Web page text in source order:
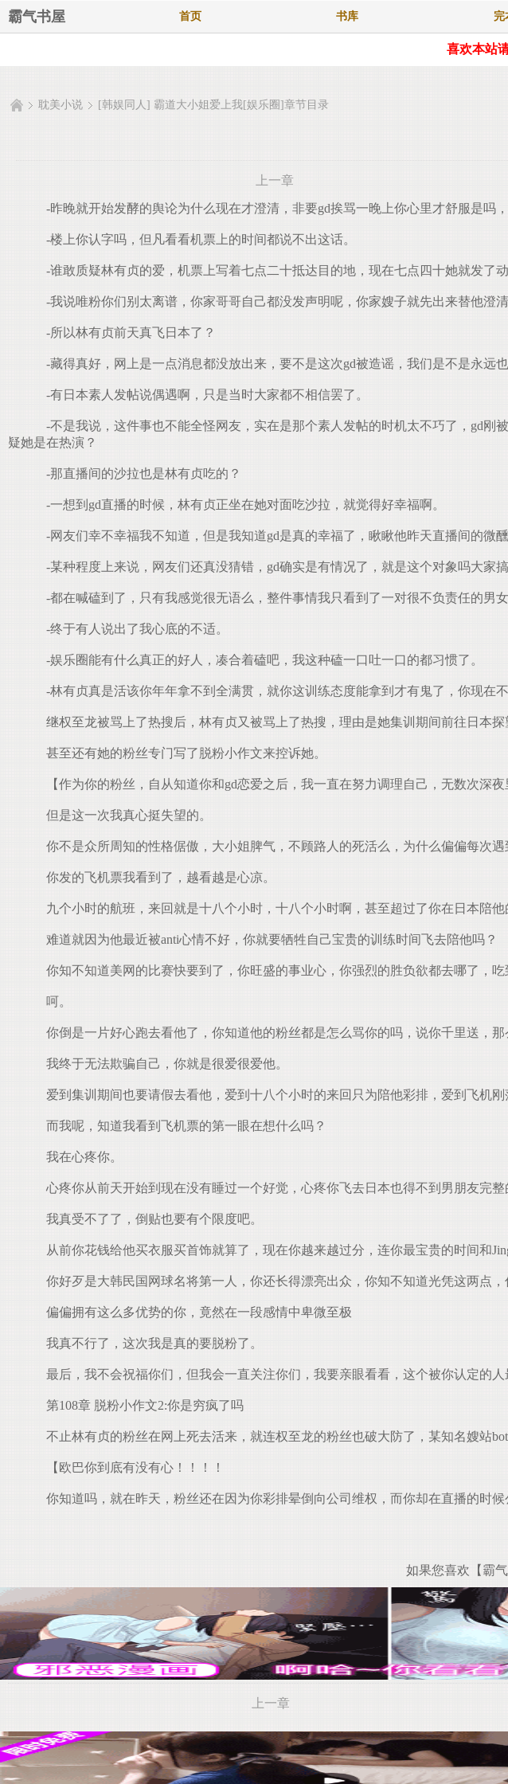
霸气书屋 首页 书库 完
喜欢本站
耽美小说 [韩娱同人] 霸道大小姐爱上我[娱乐圈]章节目录
上一章
-昨晚就开始发酵的舆论为什么现在才澄清，非要gd挨骂一晚上你心里才舒服是吗
-楼上你认字吗，但凡看看机票上的时间都说不出这话。
-谁敢质疑林有贞的爱，机票上写着七点二十抵达目的地，现在七点四十她就发了
-我说唯粉你们别太离谱，你家哥哥自己都没发声明呢，你家嫂子就先出来替他澄
-所以林有贞前天真飞日本了？
-藏得真好，网上是一点消息都没放出来，要不是这次gd被造谣，我们是不是永远
-有日本素人发帖说偶遇啊，只是当时大家都不相信罢了。
-不是我说，这件事也不能全怪网友，实在是那个素人发帖的时机太不巧了，gd刚
疑她是在热演？
-那直播间的沙拉也是林有贞吃的？
-一想到gd直播的时候，林有贞正坐在她对面吃沙拉，就觉得好幸福啊。
-网友们幸不幸福我不知道，但是我知道gd是真的幸福了，瞅瞅他昨天直播间的微
-某种程度上来说，网友们还真没猜错，gd确实是有情况了，就是这个对象吗大家搞
-都在喊磕到了，只有我感觉很无语么，整件事情我只看到了一对很不负责任的男
-终于有人说出了我心底的不适。
-娱乐圈能有什么真正的好人，凑合着磕吧，我这种磕一口吐一口的都习惯了。
-林有贞真是活该你年年拿不到全满贯，就你这训练态度能拿到才有鬼了，你现在
继权至龙被骂上了热搜后，林有贞又被骂上了热搜，理由是她集训期间前往日本探
甚至还有她的粉丝专门写了脱粉小作文来控诉她。
【作为你的粉丝，自从知道你和gd恋爱之后，我一直在努力调理自己，无数次深夜
但是这一次我真心挺失望的。
你不是众所周知的性格倨傲，大小姐脾气，不顾路人的死活么，为什么偏偏每次
你发的飞机票我看到了，越看越是心凉。
九个小时的航班，来回就是十八个小时，十八个小时啊，甚至超过了你在日本陪他
难道就因为他最近被anti心情不好，你就要牺牲自己宝贵的训练时间飞去陪他吗？
你知不知道美网的比赛快要到了，你旺盛的事业心，你强烈的胜负欲都去哪了，吃
呵。
你倒是一片好心跑去看他了，你知道他的粉丝都是怎么骂你的吗，说你千里送，
我终于无法欺骗自己，你就是很爱很爱他。
爱到集训期间也要请假去看他，爱到十八个小时的来回只为陪他彩排，爱到飞机
而我呢，知道我看到飞机票的第一眼在想什么吗？
我在心疼你。
心疼你从前天开始到现在没有睡过一个好觉，心疼你飞去日本也得不到男朋友完
我真受不了了，倒贴也要有个限度吧。
从前你花钱给他买衣服买首饰就算了，现在你越来越过分，连你最宝贵的时间和
你好歹是大韩民国网球名将第一人，你还长得漂亮出众，你知不知道光凭这两点，
偏偏拥有这么多优势的你，竟然在一段感情中卑微至极
我真不行了，这次我是真的要脱粉了。
最后，我不会祝福你们，但我会一直关注你们，我要亲眼看看，这个被你认定的人
第108章 脱粉小作文2:你是穷疯了吗
不止林有贞的粉丝在网上死去活来，就连权至龙的粉丝也破大防了，某知名嫂站
【欧巴你到底有没有心！！！！
你知道吗，就在昨天，粉丝还在因为你彩排晕倒向公司维权，而你却在直播的时
如果您喜欢【霸
上一章